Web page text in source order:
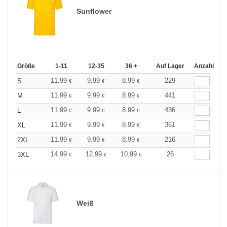
Sunflower
Größe 1-11 12-35 36 + Auf Lager Anzahl
S 11.99 € 9.99 € 8.99 €
229
M
11.99 € 9.99 € 8.99 €
441
L
11.99 € 9.99 € 8.99 €
436
XL
11.99 € 9.99 € 8.99 €
361
2XL
11.99 € 9.99 € 8.99 €
216
3XL
14.99 € 12.99 € 10.99 € 26
Weiß